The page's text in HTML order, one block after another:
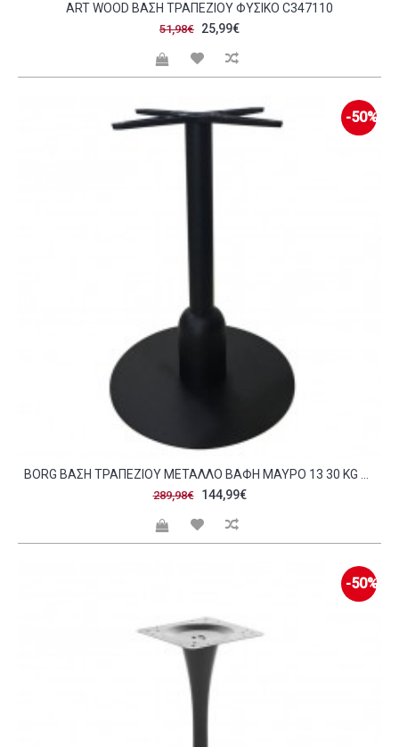
ART WOOD ΒΆΣΗ ΤΡΑΠΕΖΙΟΎ ΦΥΣΙΚΌ C347110
51,98€ 25,99€
-50%
289,98€ 144,99€
-50%